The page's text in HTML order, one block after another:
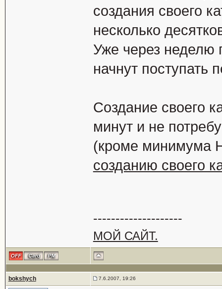
создания своего
несколько
Уже через неделю
начнут поступать
Создание своего
минут и не
(кроме минимума
созданию своего
--------------------
МОЙ САЙТ.
bokshych 7.6.2007, 19:26